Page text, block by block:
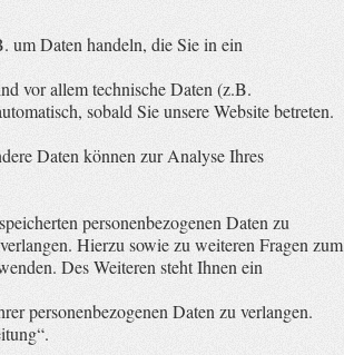
um Daten handeln, die Sie in ein
vor allem technische Daten (z.B.
sobald Sie unsere Website betreten.
Daten können zur Analyse Ihres
personenbezogenen Daten zu
Hierzu sowie zu weiteren Fragen zum
Des Weiteren steht Ihnen ein
personenbezogenen Daten zu verlangen.